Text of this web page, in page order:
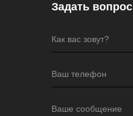
Как вас зовут?
Ваш телефон
Ваше сообщение
Задать вопрос